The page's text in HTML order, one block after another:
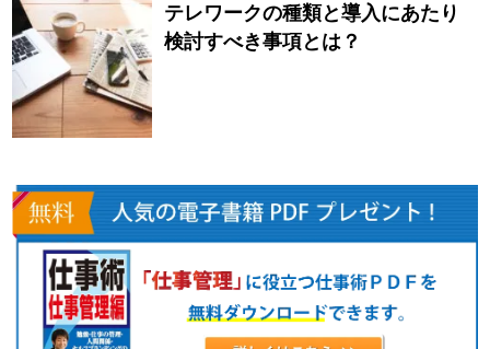
テレワークの種類と導入にあたり
検討すべき事項とは？